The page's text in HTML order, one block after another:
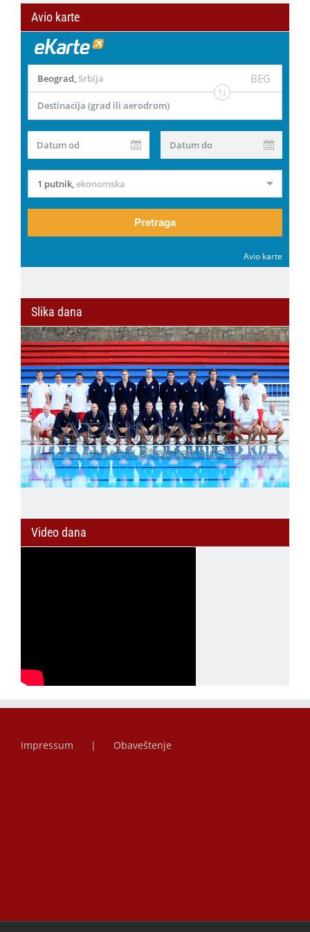
Avio karte
Beograd, Srbija BEG
Destinacija (grad ili aerodrom)
Datum od Datum do
1 putnik,ekonomska
Pretraga
Avio karte
Slika dana
Video dana
Impressum Obaveštenje